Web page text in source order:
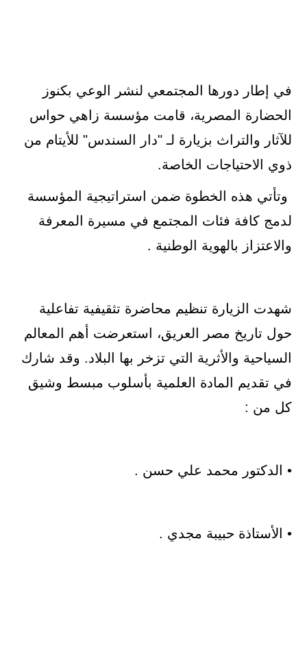
في إطار دورها المجتمعي لنشر الوعي بكنوز
الحضارة المصرية، قامت مؤسسة زاهي حواس
للآثار والتراث بزيارة لـ "دار السندس" للأيتام من
ذوي الاحتياجات الخاصة.
وتأتي هذه الخطوة ضمن استراتيجية المؤسسة
لدمج كافة فئات المجتمع في مسيرة المعرفة
والاعتزاز بالهوية الوطنية .
شهدت الزيارة تنظيم محاضرة تثقيفية تفاعلية
حول تاريخ مصر العريق، استعرضت أهم المعالم
السياحية والأثرية التي تزخر بها البلاد. وقد شارك
في تقديم المادة العلمية بأسلوب مبسط وشيق
كل من :
• الدكتور محمد علي حسن .
• الأستاذة حبيبة مجدي .